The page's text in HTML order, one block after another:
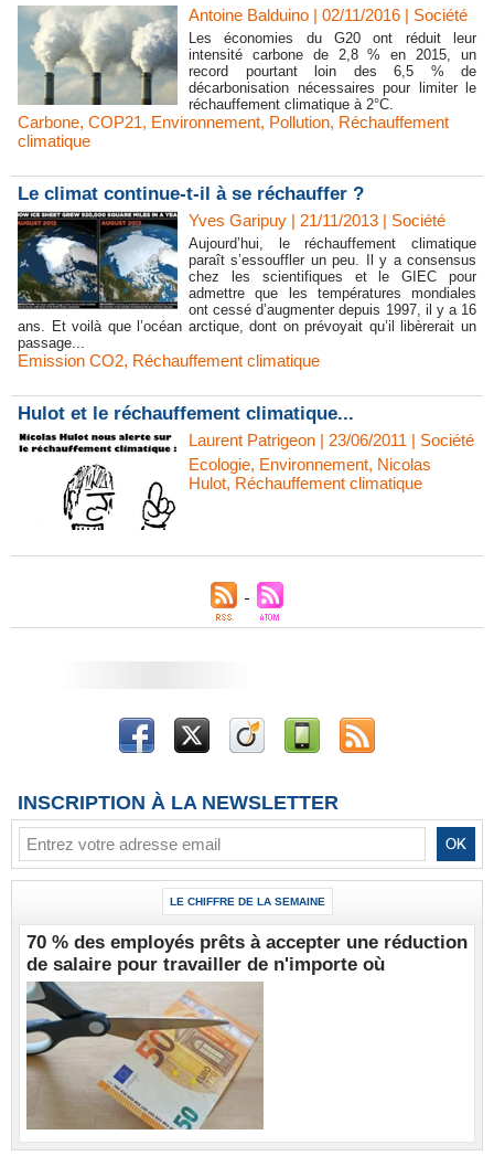
Antoine Balduino | 02/11/2016 | Société
Les économies du G20 ont réduit leur
intensité carbone de 2,8 % en 2015, un
record pourtant loin des 6,5 % de
décarbonisation nécessaires pour limiter le
réchauffement climatique à 2°C.
Carbone, COP21, Environnement, Pollution, Réchauffement
climatique
Le climat continue-t-il à se réchauffer ?
Yves Garipuy | 21/11/2013 | Société
Aujourd’hui, le réchauffement climatique
paraît s’essouffler un peu. Il y a consensus
chez les scientifiques et le GIEC pour
admettre que les températures mondiales
ont cessé d’augmenter depuis 1997, il y a 16
ans. Et voilà que l’océan arctique, dont on prévoyait qu’il libèrerait un
passage...
Emission CO2, Réchauffement climatique
Hulot et le réchauffement climatique...
Laurent Patrigeon | 23/06/2011 | Société
Ecologie, Environnement, Nicolas
Hulot, Réchauffement climatique
INSCRIPTION À LA NEWSLETTER
LE CHIFFRE DE LA SEMAINE
70 % des employés prêts à accepter une réduction
de salaire pour travailler de n'importe où